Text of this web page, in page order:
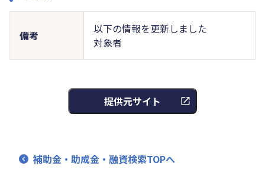
備考
以下の情報を更新しました
対象者
提供元サイト
補助金・助成金・融資検索TOPへ